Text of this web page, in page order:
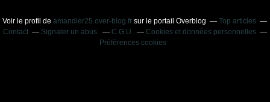
Voir le profil deamandier25.over-blog.fr sur le portail Overblog
Top articles
Contact
Signaler un abus C.G.U.
Cookies et données personnelles
Préférences cookies